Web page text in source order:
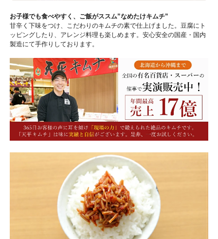
お子様でも食べやすく、ご飯がススム”なめたけキムチ”
甘辛く下味をつけ、こだわりのキムチの素で仕上げました。豆腐にト
ッピングしたり、アレンジ料理も楽しめます。安心安全の国産・国内
製造にて手作りしております。